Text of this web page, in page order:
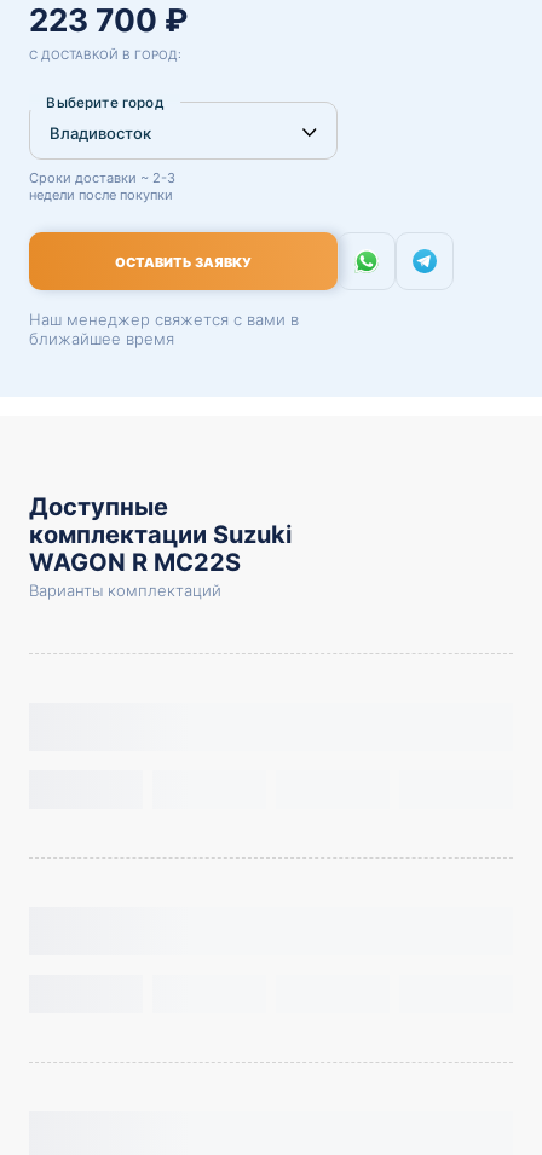
223 700 ₽
С ДОСТАВКОЙ В ГОРОД:
Выберите город
Сроки доставки ~ 2-3
недели после покупки
ОСТАВИТЬ ЗАЯВКУ
Наш менеджер свяжется с вами в
ближайшее время
Доступные
комплектации Suzuki
WAGON R MC22S
Варианты комплектаций